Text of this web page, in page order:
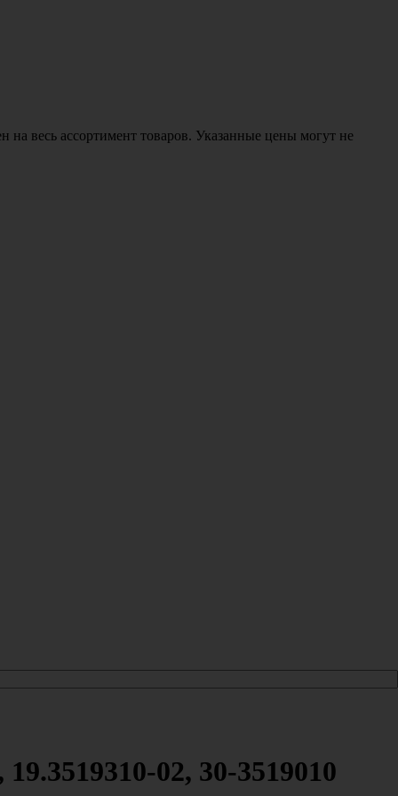
весь ассортимент товаров. Указанные цены могут не
02, 30-3519010